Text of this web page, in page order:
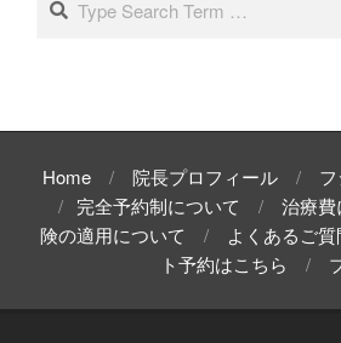
ブ
Home 院長プロフィール
完全予約制について
治療費
険の適用について
よくあるご質
ト予約はこちら